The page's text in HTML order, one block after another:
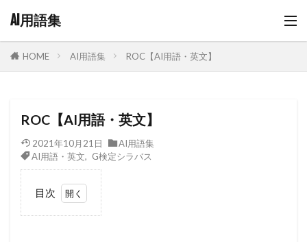
AI用語集
HOME AI用語集 ROC【AI用語・英文】
ROC【AI用語・英文】
2021年10月21日
AI用語集
AI用語・英文
G検定シラバス
目次